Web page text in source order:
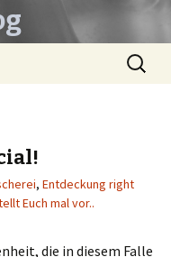
Search
for:
, Entdeckung right
Euch mal vor..
die in diesem Falle